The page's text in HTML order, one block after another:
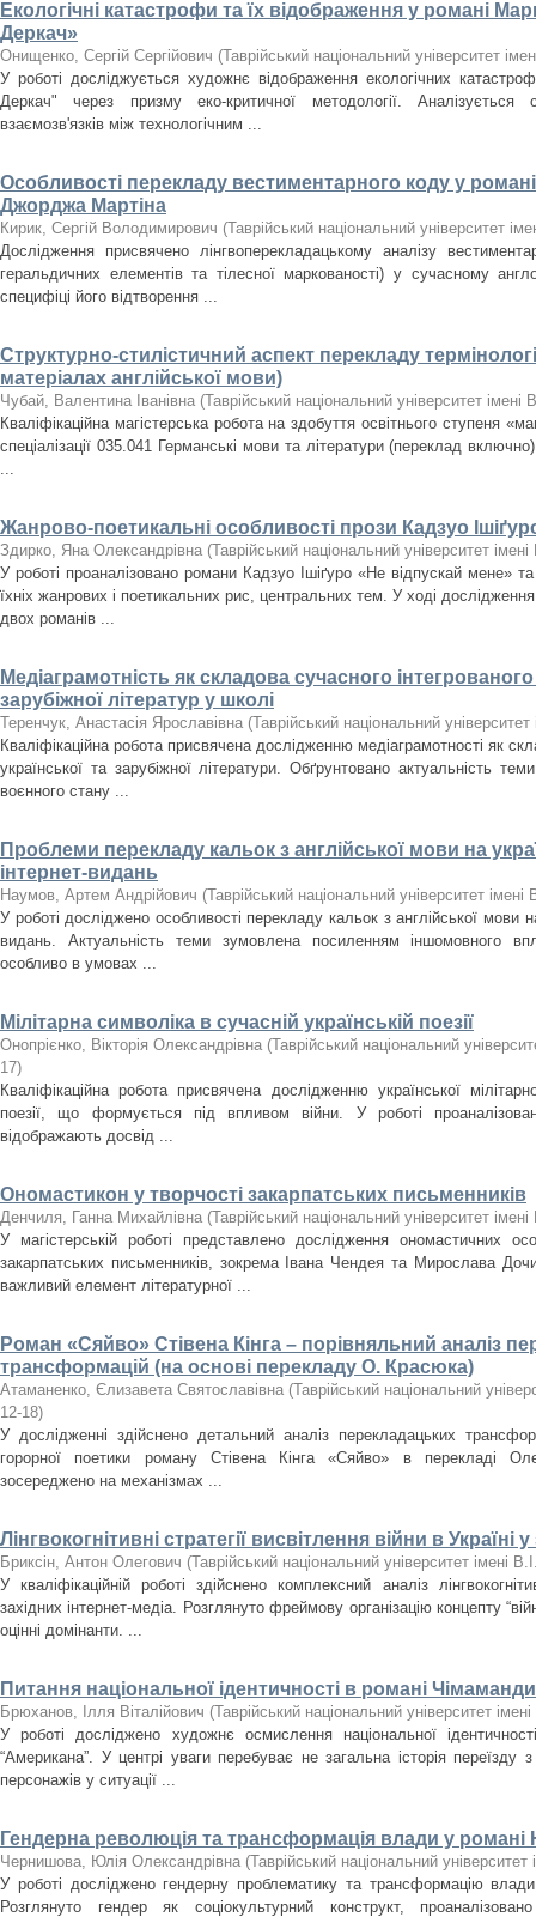
Екологічні катастрофи та їх відображення у романі
Деркач»
Онищенко, Сергій Сергійович (Таврійський національний університет
У роботі досліджується художнє відображення екологічних
Деркач" через призму еко-критичної методології. Аналізується
взаємозв'язків між технологічним ...
Особливості перекладу вестиментарного коду у
Джорджа Мартіна
Кирик, Сергій Володимирович (Таврійський національний університет
Дослідження присвячено лінгвоперекладацькому аналізу
геральдичних елементів та тілесної маркованості) у сучасному
специфіці його відтворення ...
Структурно-стилістичний аспект перекладу
матеріалах англійської мови)
Чубай, Валентина Іванівна (Таврійський національний університет імені
Кваліфікаційна магістерська робота на здобуття освітнього ступеня
спеціалізації 035.041 Германські мови та літератури (переклад
...
Жанрово-поетикальні особливості прози Кадзуо
Здирко, Яна Олександрівна (Таврійський національний університет
У роботі проаналізовано романи Кадзуо Ішіґуро «Не відпускай мене»
їхніх жанрових і поетикальних рис, центральних тем. У ході
двох романів ...
Медіаграмотність як складова сучасного
зарубіжної літератур у школі
Теренчук, Анастасія Ярославівна (Таврійський національний
Кваліфікаційна робота присвячена дослідженню медіаграмотності як
української та зарубіжної літератури. Обґрунтовано актуальність
воєнного стану ...
Проблеми перекладу кальок з англійської мови на
інтернет-видань
Наумов, Артем Андрійович (Таврійський національний університет
У роботі досліджено особливості перекладу кальок з англійської мови
видань. Актуальність теми зумовлена посиленням іншомовного
особливо в умовах ...
Мілітарна символіка в сучасній українській поезії
Онопрієнко, Вікторія Олександрівна (Таврійський національний
17)
Кваліфікаційна робота присвячена дослідженню української
поезії, що формується під впливом війни. У роботі
відображають досвід ...
Ономастикон у творчості закарпатських письменників
Денчиля, Ганна Михайлівна (Таврійський національний університет
У магістерській роботі представлено дослідження ономастичних
закарпатських письменників, зокрема Івана Чендея та Мирослава
важливий елемент літературної ...
Роман «Сяйво» Стівена Кінга – порівняльний аналіз
трансформацій (на основі перекладу О. Красюка)
Атаманенко, Єлизавета Святославівна (Таврійський національний
12-18)
У дослідженні здійснено детальний аналіз перекладацьких
горорної поетики роману Стівена Кінга «Сяйво» в перекладі
зосереджено на механізмах ...
Лінгвокогнітивні стратегії висвітлення війни в Україні
Бриксін, Антон Олегович (Таврійський національний університет імені
У кваліфікаційній роботі здійснено комплексний аналіз
західних інтернет-медіа. Розглянуто фреймову організацію концепту
оцінні домінанти. ...
Питання національної ідентичності в романі
Брюханов, Ілля Віталійович (Таврійський національний університет
У роботі досліджено художнє осмислення національної
“Американа”. У центрі уваги перебуває не загальна історія
персонажів у ситуації ...
Гендерна революція та трансформація влади у
Чернишова, Юлія Олександрівна (Таврійський національний
У роботі досліджено гендерну проблематику та трансформацію
Розглянуто гендер як соціокультурний конструкт,